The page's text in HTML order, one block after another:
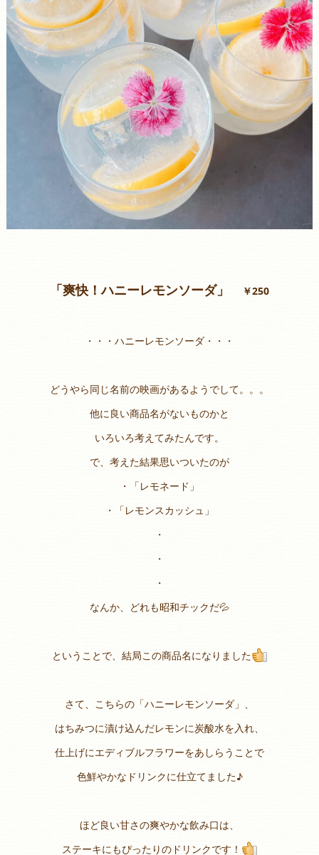
「爽快！ハニーレモンソーダ」 ￥250
・・・ハニーレモンソーダ・・・
どうやら同じ名前の映画があるようでして。。。
他に良い商品名がないものかと
いろいろ考えてみたんです。
で、考えた結果思いついたのが
・「レモネード」
・「レモンスカッシュ」
・
・
・
なんか、どれも昭和チックだ💦
ということで、結局この商品名になりました
さて、こちらの「ハニーレモンソーダ」、
はちみつに漬け込んだレモンに炭酸水を入れ、
仕上げにエディブルフラワーをあしらうことで
色鮮やかなドリンクに仕立てました♪
ほど良い甘さの爽やかな飲み口は、
ステーキにもぴったりのドリンクです！